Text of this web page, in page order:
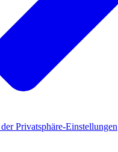
Privatsphäre-Einstellungen